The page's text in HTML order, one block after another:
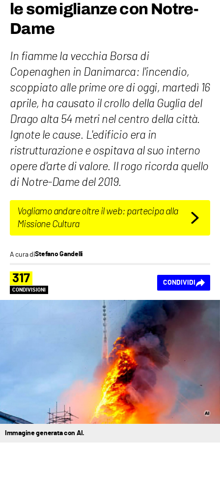
le somiglianze con Notre-
Dame
In fiamme la vecchia Borsa di
Copenaghen in Danimarca: l'incendio,
scoppiato alle prime ore di oggi, martedì 16
aprile, ha causato il crollo della Guglia del
Drago alta 54 metri nel centro della città.
Ignote le cause. L'edificio era in
ristrutturazione e ospitava al suo interno
opere d'arte di valore. Il rogo ricorda quello
di Notre-Dame del 2019.
Vogliamo andare oltre il web: partecipa alla
Missione Cultura
A cura diStefano Gandelli
317
CONDIVISIONI
CONDIVIDI
Immagine generata con AI.